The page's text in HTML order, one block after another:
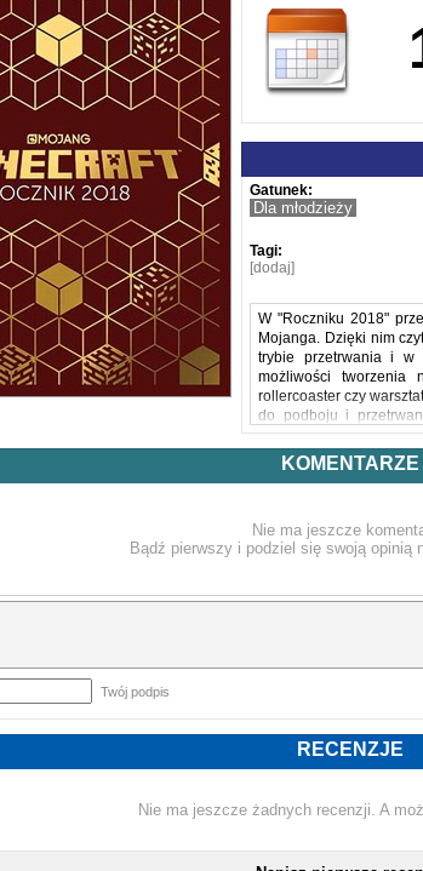
Gatunek:
Dla młodzieży
Tagi:
[dodaj]
W "Roczniku 2018"
Mojanga. Dzięki nim
trybie przetrwania i w
możliwości tworzenia
rollercoaster czy
do podboju i
Zaprezentowano też
pierwszą oficjalną
Island".KOMENTARZE
Nie ma jeszcze
Bądź pierwszy i podziel się swoją opinią
Twój podpis
RECENZJE
Nie ma jeszcze żadnych recenzji. A